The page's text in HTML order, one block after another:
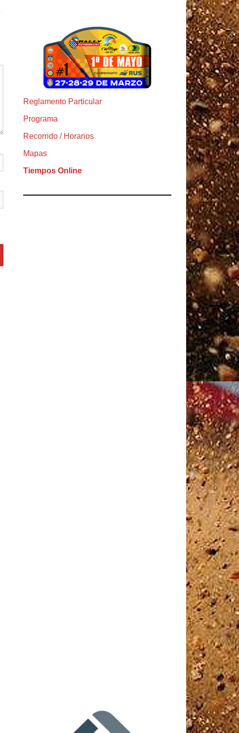
Reglamento Particular
Programa
Recorrido / Horarios
Mapas
Tiempos Online